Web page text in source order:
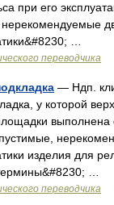
при его
…
переводчика
— Ндп.
у которой
изделия для
…
переводчика